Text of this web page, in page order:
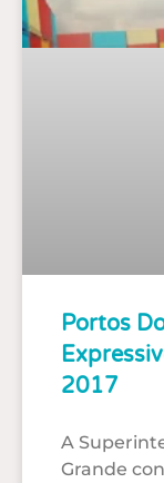
Portos
2017
A
Grande